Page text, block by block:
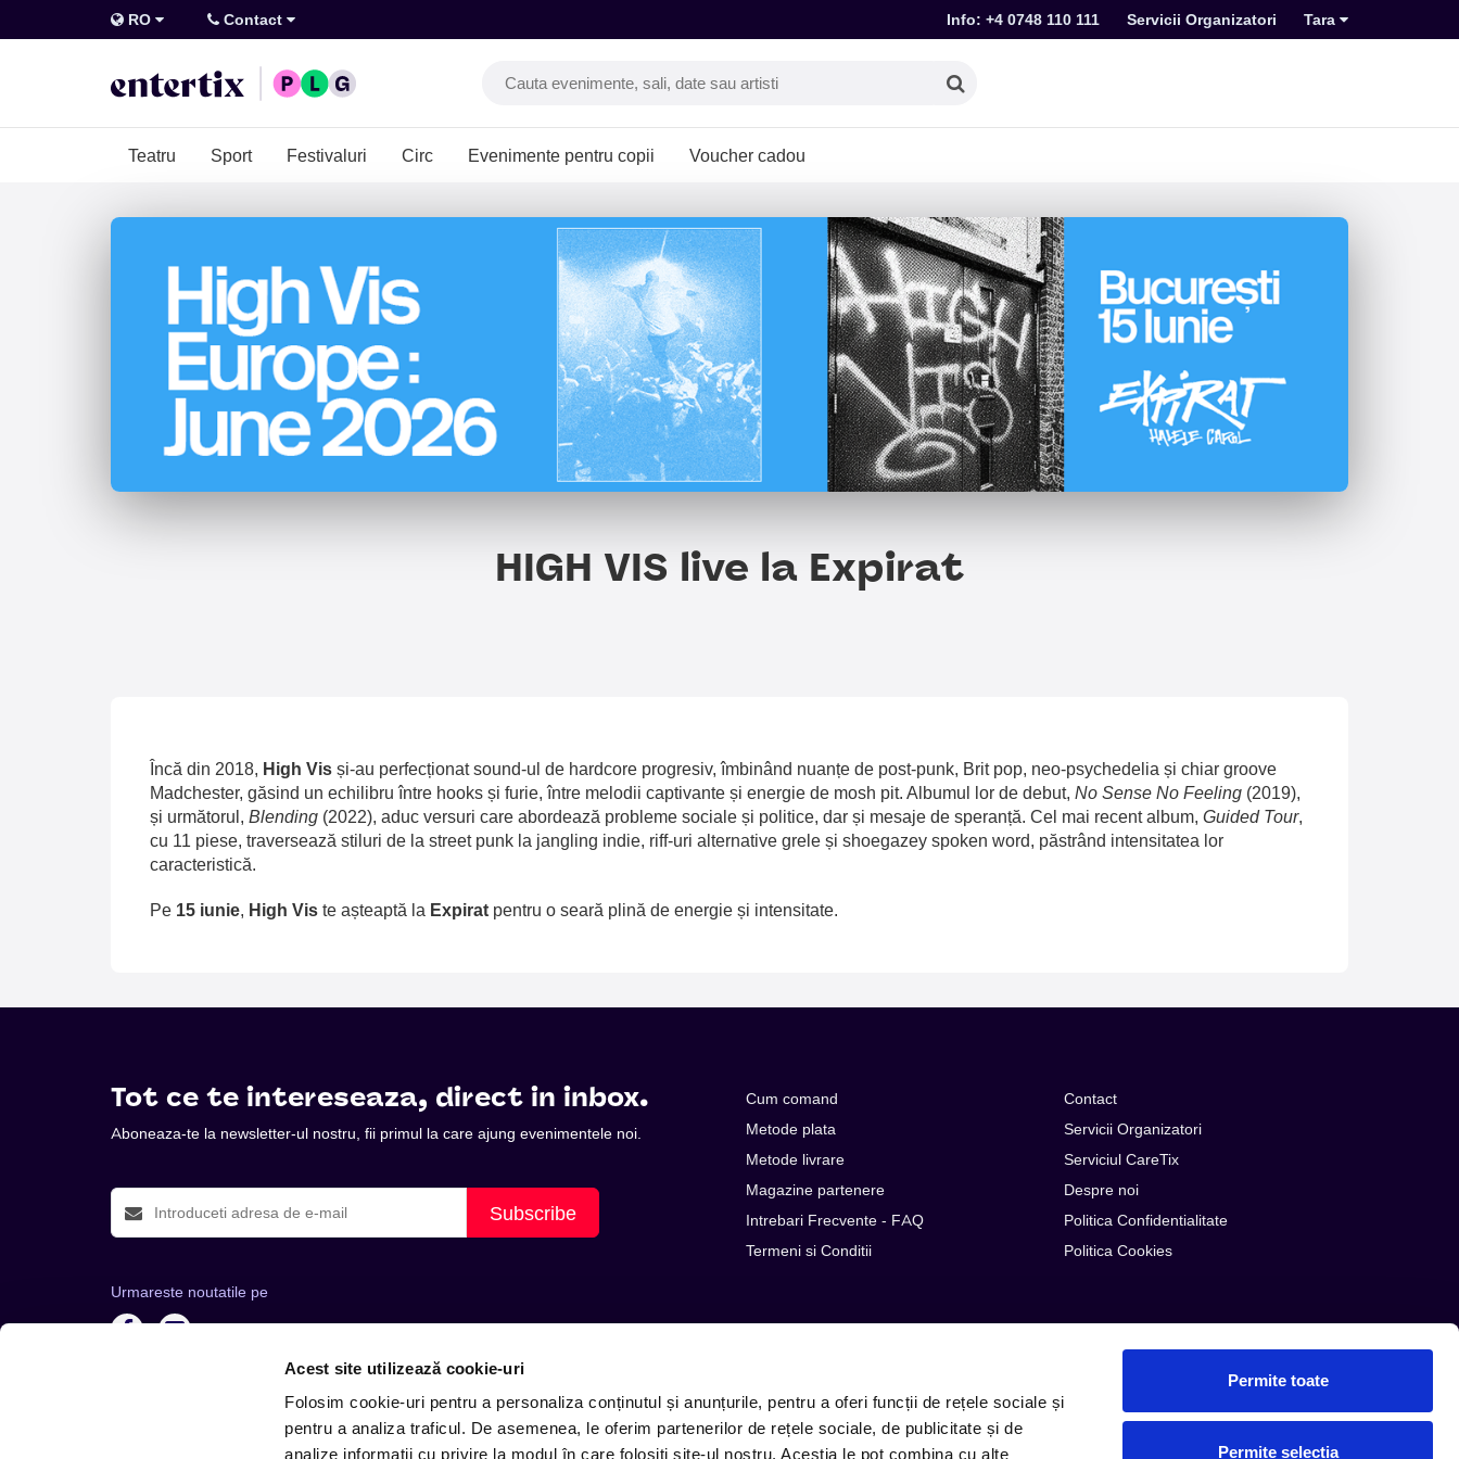
Acest site utilizează cookie-uri
Folosim cookie-uri pentru a personaliza conținutul și anunțurile, pentru a oferi funcții de rețele sociale și
pentru a analiza traficul. De asemenea, le oferim partenerilor de rețele sociale, de publicitate și de
analize informații cu privire la modul în care folosiți site-ul nostru. Aceștia le pot combina cu alte
Permite toate
Permite selecția
RO Contact Info: +4 0748 110 111 Servicii Organizatori Tara
Teatru Sport Festivaluri Circ Evenimente pentru copii Voucher cadou
HIGH VIS live la Expirat
Încă din 2018, High Vis și-au perfecționat sound-ul de hardcore progresiv, îmbinând nuanțe de post-punk, Brit pop, neo-psychedelia și chiar groove
Madchester, găsind un echilibru între hooks și furie, între melodii captivante și energie de mosh pit. Albumul lor de debut, No Sense No Feeling (2019),
și următorul, Blending (2022), aduc versuri care abordează probleme sociale și politice, dar și mesaje de speranță. Cel mai recent album, Guided Tour,
cu 11 piese, traversează stiluri de la street punk la jangling indie, riff-uri alternative grele și shoegazey spoken word, păstrând intensitatea lor
caracteristică.
Pe 15 iunie, High Vis te așteaptă la Expirat pentru o seară plină de energie și intensitate.
Tot ce te intereseaza, direct in inbox.
Aboneaza-te la newsletter-ul nostru, fii primul la care ajung evenimentele noi.
Subscribe
Urmareste noutatile pe
Cum comand
Metode plata
Metode livrare
Magazine partenere
Intrebari Frecvente - FAQ
Termeni si Conditii
Contact
Servicii Organizatori
Serviciul CareTix
Despre noi
Politica Confidentialitate
Politica Cookies